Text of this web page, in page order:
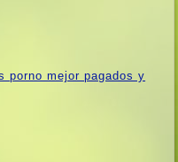
porno mejor pagados y